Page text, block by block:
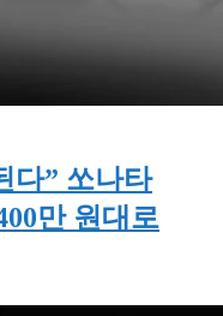
다” 쏘나타
만 원대로